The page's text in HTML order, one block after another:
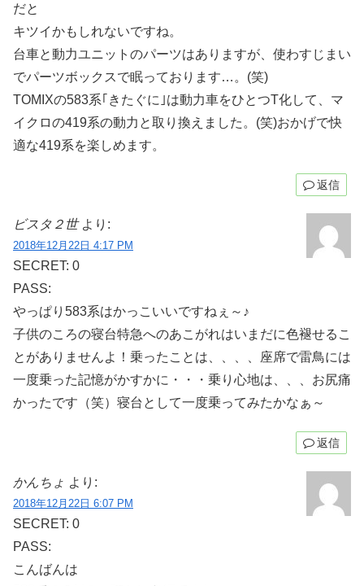
だと
キツイかもしれないですね。
台車と動力ユニットのパーツはありますが、使わすじまい
でパーツボックスで眠っております…。(笑)
TOMIXの583系｢きたぐに｣は動力車をひとつT化して、マ
イクロの419系の動力と取り換えました。(笑)おかげで快
適な419系を楽しめます。
返信
ビスタ２世 より:
2018年12月22日 4:17 PM
SECRET: 0
PASS:
やっぱり583系はかっこいいですねぇ～♪
子供のころの寝台特急へのあこがれはいまだに色褪せるこ
とがありませんよ！乗ったことは、、、、座席で雷鳥には
一度乗った記憶がかすかに・・・乗り心地は、、、お尻痛
かったです（笑）寝台として一度乗ってみたかなぁ～
返信
かんちょ より:
2018年12月22日 6:07 PM
SECRET: 0
PASS:
こんばんは